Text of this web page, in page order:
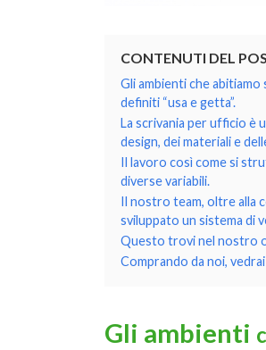
CONTENUTI DEL
Gli ambienti che
definiti “usa e getta”.
La scrivania per ufficio è
design, dei materiali e
Il lavoro così come si
diverse variabili.
Il nostro team, oltre alla
sviluppato un sistema di
Questo trovi nel nostro
Comprando da noi,
Gli ambienti